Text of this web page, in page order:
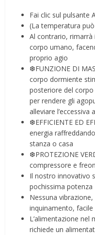
Fai clic sul pulsante
(La temperatura
Al contrario, rimarrà
corpo umano,
proprio agio
❆FUNZIONE DI
corpo dormiente
posteriore del
per rendere gli
alleviare l’eccessiva
❆EFFICIENTE ED
energia
stanza o casa
❆PROTEZIONE
compressore e freon
Il nostro innovativo
pochissima potenza
Nessuna
inquinamento, facile
L’alimentazione
richiede un